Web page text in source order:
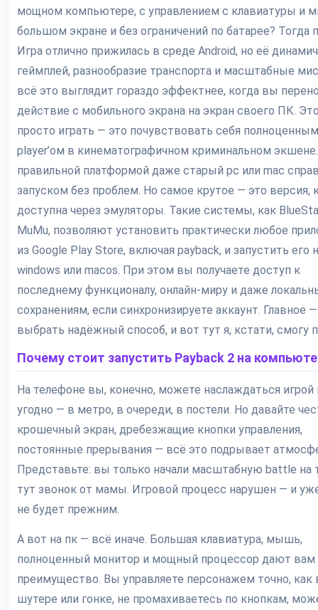
мощном компьютере, с управлением с клавиатуры и
большом экране и без ограничений по батарее? Тогда
Игра отлично прижилась в среде Android, но её
геймплей, разнообразие транспорта и масштабные
всё это выглядит гораздо эффектнее, когда вы
действие с мобильного экрана на экран своего ПК.
просто играть — это почувствовать себя полноценным
player’ом в кинематографичном криминальном
правильной платформой даже старый pc или mac
запуском без проблем. Но самое крутое — это версия,
доступна через эмуляторы. Такие системы, как
MuMu, позволяют установить практически любое
из Google Play Store, включая payback, и запустить его
windows или macos. При этом вы получаете доступ к
последнему функционалу, онлайн-миру и даже
сохранениям, если синхронизируете аккаунт. Главное —
выбрать надёжный способ, и вот тут я, кстати, смогу
Почему стоит запустить Payback 2 на
На телефоне вы, конечно, можете наслаждаться игрой
угодно — в метро, в очереди, в постели. Но давайте
крошечный экран, дребезжащие кнопки управления,
постоянные прерывания — всё это подрывает
Представьте: вы только начали масштабную battle на
тут звонок от мамы. Игровой процесс нарушен — и
не будет прежним.
А вот на пк — всё иначе. Большая клавиатура, мышь,
полноценный монитор и мощный процессор дают вам
преимущество. Вы управляете персонажем точно, как
шутере или гонке, не промахиваетесь по кнопкам,